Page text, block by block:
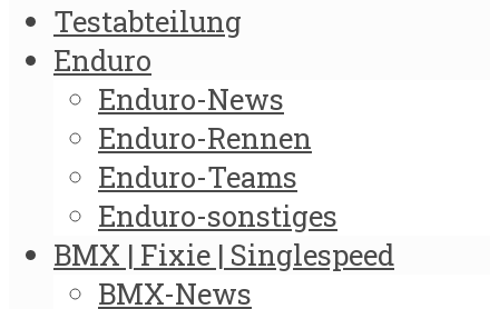
Testabteilung
Enduro
Enduro-News
Enduro-Rennen
Enduro-Teams
Enduro-sonstiges
BMX | Fixie | Singlespeed
BMX-News